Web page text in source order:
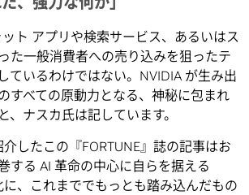
ット アプリや検索サービス、あるいはス
た一般消費者への売り込みを狙ったテ
ているわけではない。NVIDIA が生み出
すべての原動力となる、神秘に包まれ
、ナスカ氏は記しています。
したこの『FORTUNE』誌の記事はお
する AI 革命の中心に自らを据える
に、これまででもっとも踏み込んだもの